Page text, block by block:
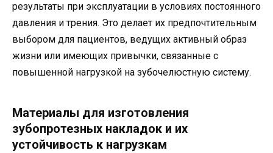
результаты при эксплуатации в условиях постоянного
давления и трения. Это делает их предпочтительным
выбором для пациентов, ведущих активный образ
жизни или имеющих привычки, связанные с
повышенной нагрузкой на зубочелюстную систему.
Материалы для изготовления
зубопротезных накладок и их
устойчивость к нагрузкам